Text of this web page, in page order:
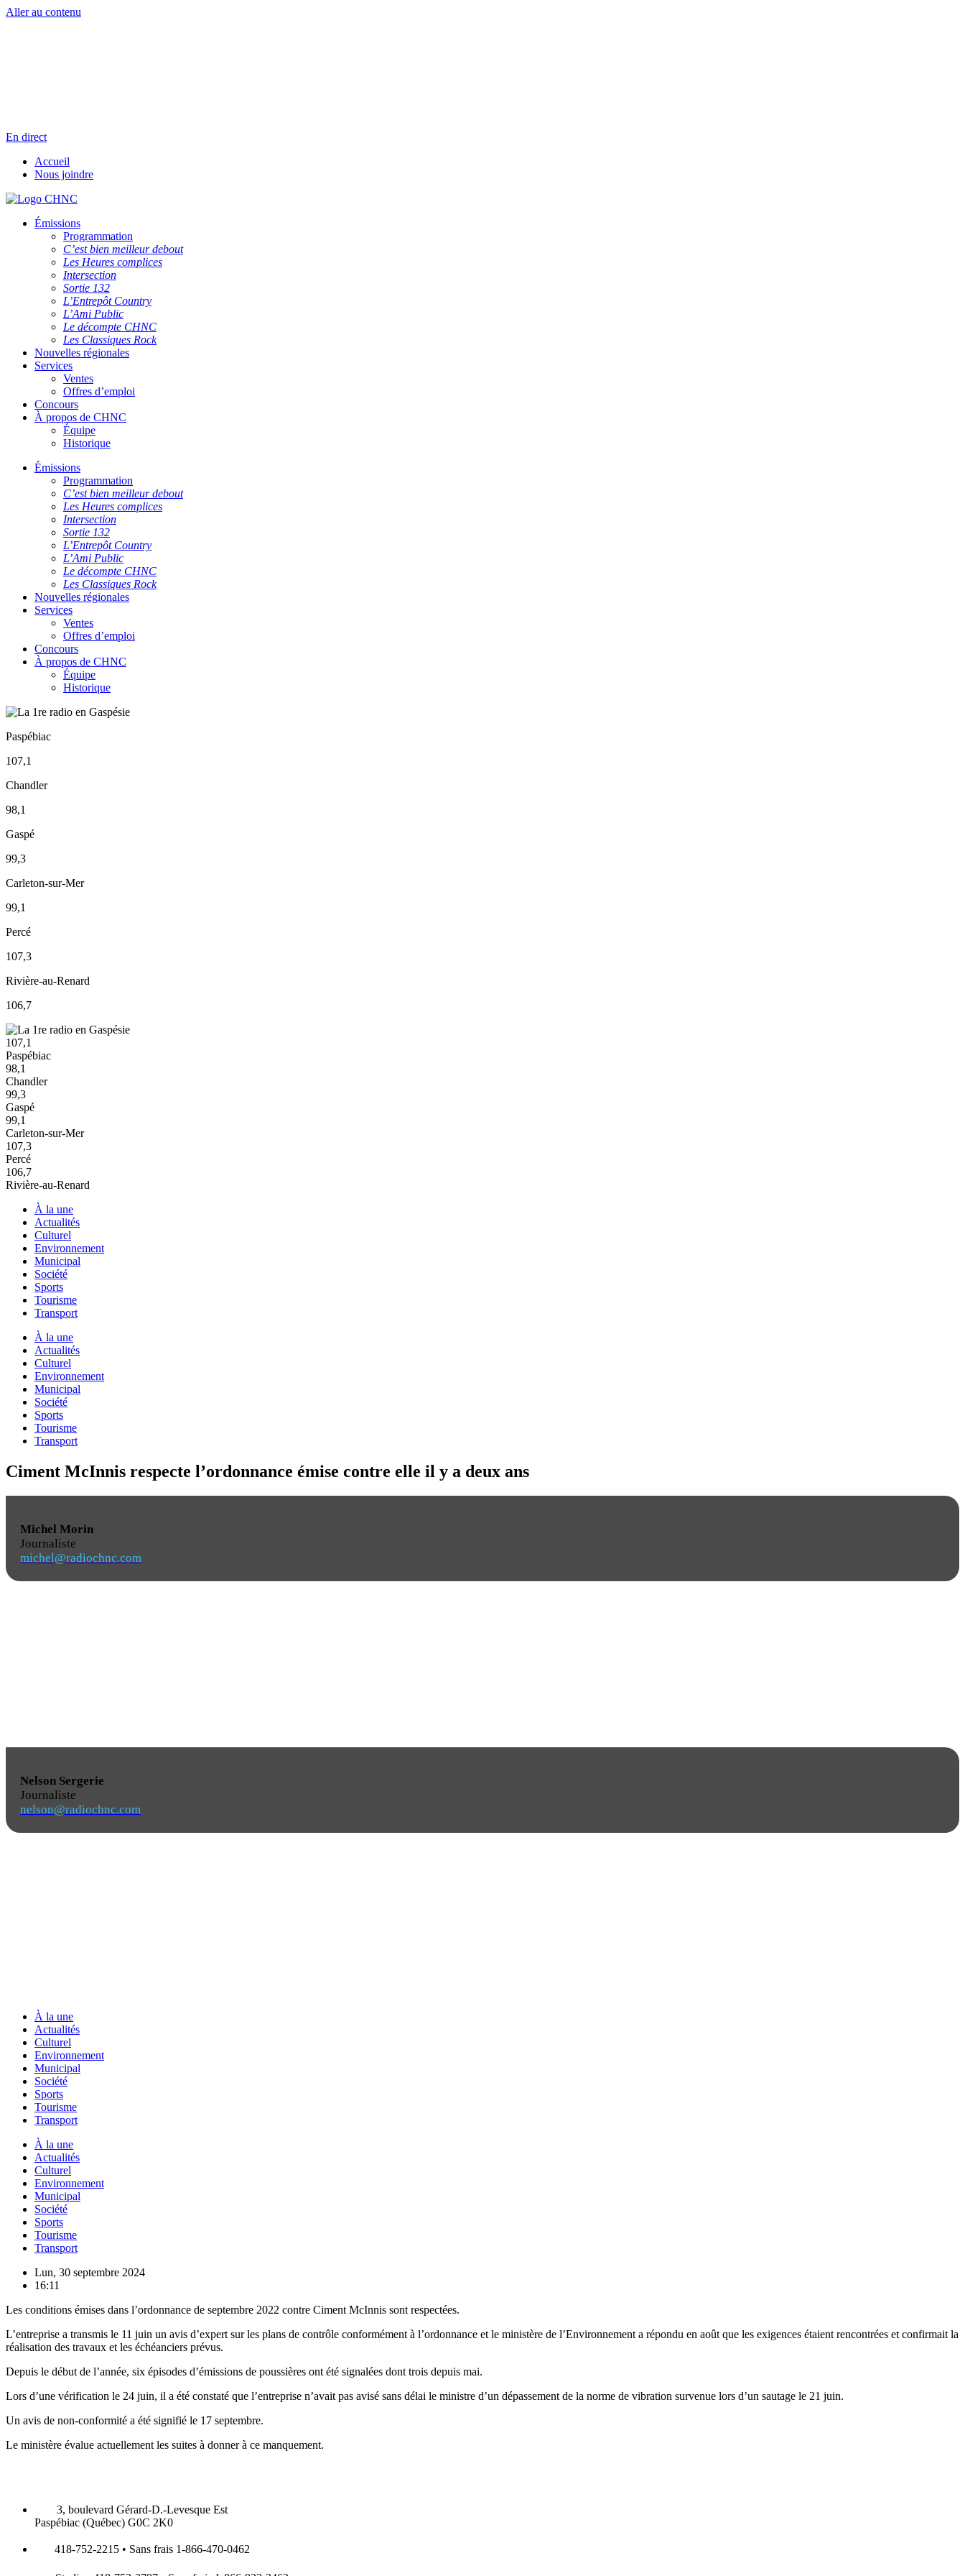
Aller au contenu
En direct
Accueil
Nous joindre
Émissions
Programmation
C’est bien meilleur debout
Les Heures complices
Intersection
Sortie 132
L’Entrepôt Country
L’Ami Public
Le décompte CHNC
Les Classiques Rock
Nouvelles régionales
Services
Ventes
Offres d’emploi
Concours
À propos de CHNC
Équipe
Historique
Émissions
Programmation
C’est bien meilleur debout
Les Heures complices
Intersection
Sortie 132
L’Entrepôt Country
L’Ami Public
Le décompte CHNC
Les Classiques Rock
Nouvelles régionales
Services
Ventes
Offres d’emploi
Concours
À propos de CHNC
Équipe
Historique
Paspébiac
107,1
Chandler
98,1
Gaspé
99,3
Carleton-sur-Mer
99,1
Percé
107,3
Rivière-au-Renard
106,7
107,1
Paspébiac
98,1
Chandler
99,3
Gaspé
99,1
Carleton-sur-Mer
107,3
Percé
106,7
Rivière-au-Renard
À la une
Actualités
Culturel
Environnement
Municipal
Société
Sports
Tourisme
Transport
À la une
Actualités
Culturel
Environnement
Municipal
Société
Sports
Tourisme
Transport
Ciment McInnis respecte l’ordonnance émise contre elle il y a deux ans
Michel Morin
Journaliste
michel@radiochnc.com
Nelson Sergerie
Journaliste
nelson@radiochnc.com
À la une
Actualités
Culturel
Environnement
Municipal
Société
Sports
Tourisme
Transport
À la une
Actualités
Culturel
Environnement
Municipal
Société
Sports
Tourisme
Transport
Lun, 30 septembre 2024
16:11
Les conditions émises dans l’ordonnance de septembre 2022 contre Ciment McInnis sont respectées.
L’entreprise a transmis le 11 juin un avis d’expert sur les plans de contrôle conformément à l’ordonnance et le ministère de l’Environnement a répondu en août que les exigences étaient rencontrées et confirmait la
réalisation des travaux et les échéanciers prévus.
Depuis le début de l’année, six épisodes d’émissions de poussières ont été signalées dont trois depuis mai.
Lors d’une vérification le 24 juin, il a été constaté que l’entreprise n’avait pas avisé sans délai le ministre d’un dépassement de la norme de vibration survenue lors d’un sautage le 21 juin.
Un avis de non-conformité a été signifié le 17 septembre.
Le ministère évalue actuellement les suites à donner à ce manquement.
3, boulevard Gérard-D.-Levesque Est
Paspébiac (Québec) G0C 2K0
418-752-2215 • Sans frais 1-866-470-0462